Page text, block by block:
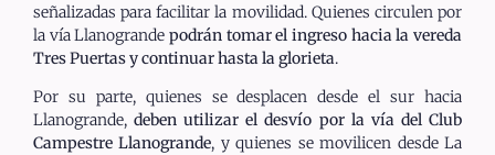
señalizadas para facilitar la movilidad. Quienes circulen por
la vía Llanogrande podrán tomar el ingreso hacia la vereda
Tres Puertas y continuar hasta la glorieta.
Por su parte, quienes se desplacen desde el sur hacia
Llanogrande,deben utilizar el desvío por la vía del Club
Campestre Llanogrande, y quienes se movilicen desde La